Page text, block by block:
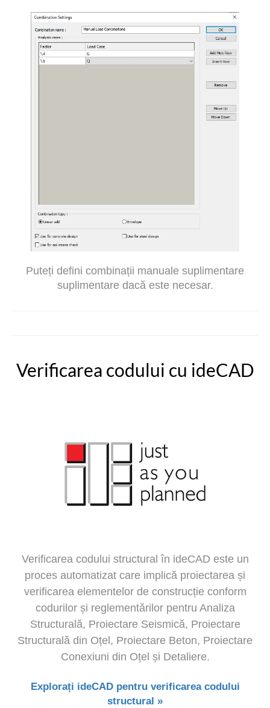
Puteți defini combinații manuale suplimentare
suplimentare dacă este necesar.
Verificarea codului cu ideCAD
Verificarea codului structural în ideCAD este un
proces automatizat care implică proiectarea și
verificarea elementelor de construcție conform
codurilor și reglementărilor pentru Analiza
Structurală, Proiectare Seismică, Proiectare
Structurală din Oțel, Proiectare Beton, Proiectare
Conexiuni din Oțel și Detaliere.
Explorați ideCAD pentru verificarea codului
structural »